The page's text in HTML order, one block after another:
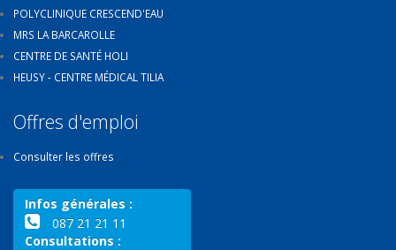
POLYCLINIQUE CRESCEND'EAU
MRS LA BARCAROLLE
CENTRE DE SANTÉ HOLI
HEUSY - CENTRE MÉDICAL TILIA
Offres d'emploi
Consulter les offres
Infos générales :
087 21 21 11
Consultations :